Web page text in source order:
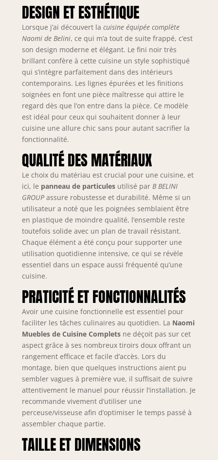
sa finition haut de
gamme. Tous les
éléments sont
modulables et
peuvent être
combinés et
positionnés
individuellement.
Inclus : notice de
montage, matériel
d’installation ainsi
que plans de
travail
selon la
configuration.
SYSTÈME NEXUS
SILENT & CONFORT
– Les tiroirs
métalliques
modernes de la
gamme Nexus en
finition graphite,
dotés de la
technologie Soft-
Close, assurent
une fermeture
silencieuse.
Complétés par des
charnières Soft-
Close et des vérins
à gaz pour portes
et abattants.
Testés jusqu’à 60
000 cycles pour
une durabilité
maximale.
SYSTÈME NEXUS
RANGE-COUVERTS
& ORGANISATION –
couverts en
DESIGN ET ESTHÉTIQUE
Lorsque j’ai découvert la cuisine équipée complète
Naomi de Belini, ce qui m’a tout de suite frappé, c’est
son design moderne et élégant. Le fini noir très
brillant confère à cette cuisine un style sophistiqué
qui s’intègre parfaitement dans des intérieurs
contemporains. Les lignes épurées et les finitions
soignées en font une pièce maîtresse qui attire le
regard dès que l’on entre dans la pièce. Ce modèle
est idéal pour ceux qui souhaitent donner à leur
cuisine une allure chic sans pour autant sacrifier la
fonctionnalité.
QUALITÉ DES MATÉRIAUX
Le choix du matériau est crucial pour une cuisine, et
ici, le panneau de particulesutilisé par B BELINI
GROUPassure robustesse et durabilité. Même si un
utilisateur a noté que les poignées semblaient être
en plastique de moindre qualité, l’ensemble reste
toutefois solide avec un plan de travail résistant.
Chaque élément a été conçu pour supporter une
utilisation quotidienne intensive, ce qui se révèle
essentiel dans un espace aussi fréquenté qu’une
cuisine.
PRATICITÉ ET FONCTIONNALITÉS
Avoir une cuisine fonctionnelle est essentiel pour
faciliter les tâches culinaires au quotidien. La Naomi
Muebles de Cuisine Completsne déçoit pas sur cet
aspect grâce à ses nombreux tiroirs doux offrant un
rangement efficace et facile d’accès. Lors du
montage, bien que quelques instructions aient pu
sembler vagues à première vue, il suffisait de suivre
attentivement le manuel pour réussir l’installation. Je
recommande vivement d’utiliser une
perceuse/visseuse afin d’optimiser le temps passé à
assembler chaque partie.
TAILLE ET DIMENSIONS